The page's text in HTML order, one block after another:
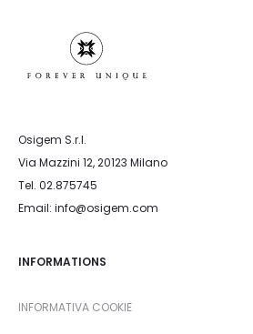
Osigem S.r.l.
Via Mazzini 12, 20123 Milano
Tel. 02.875745
Email: info@osigem.com
INFORMATIONS
INFORMATIVA COOKIE